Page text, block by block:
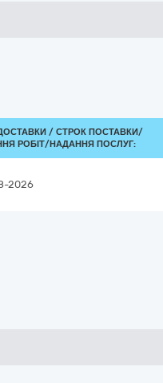
/ СТРОК ПОСТАВКИ/
РОБІТ/НАДАННЯ ПОСЛУГ:
2026